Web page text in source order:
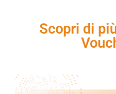
Scopri di